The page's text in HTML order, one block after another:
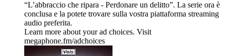
“L’abbraccio che ripara - Perdonare un delitto”. La serie ora è
conclusa e la potete trovare sulla vostra piattaforma streaming
audio preferita.
Learn more about your ad choices. Visit
megaphone.fm/adchoices